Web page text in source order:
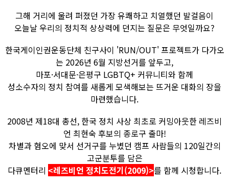
그해 거리에 울려 퍼졌던 가장 유쾌하고 치열했던 발걸음이
오늘날 우리의 정치적 상상력에 던지는 질문은 무엇일까요?
한국게이인권운동단체 친구사이 'RUN/OUT' 프로젝트가 다가오
는 2026년 6월 지방선거를 앞두고,
마포·서대문·은평구 LGBTQ+ 커뮤니티와 함께
성소수자의 정치 참여를 새롭게 모색해보는 뜨거운 대화의 장을
마련했습니다.
2008년 제18대 총선, 한국 정치 사상 최초로 커밍아웃한 레즈비
언 최현숙 후보의 종로구 출마!
차별과 혐오에 맞서 선거구를 누볐던 캠프 사람들의 120일간의
고군분투를 담은
다큐멘터리 <레즈비언 정치도전기(2009)>를 함께 시청합니다.